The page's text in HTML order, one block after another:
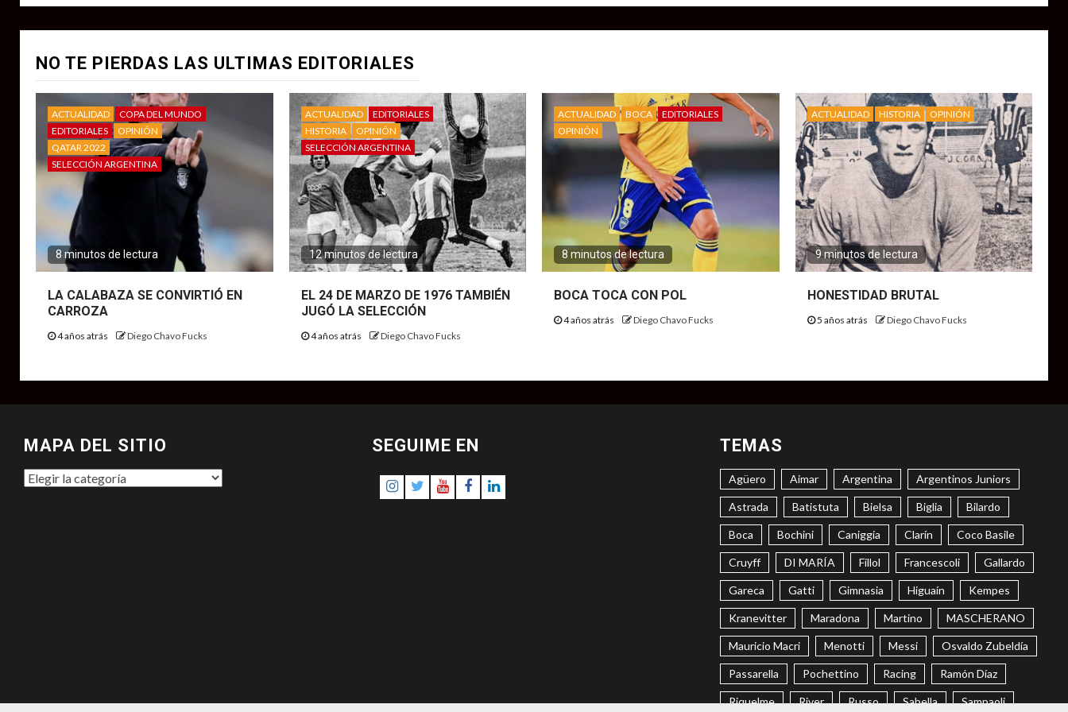
NO TE PIERDAS LAS ULTIMAS EDITORIALES
ACTUALIDAD
COPA DEL MUNDO
EDITORIALES
OPINIÓN
QATAR 2022
SELECCIÓN ARGENTINA
8 minutos de lectura
LA CALABAZA SE CONVIRTIÓ EN
CARROZA
4 años atrás Diego Chavo Fucks
ACTUALIDAD
EDITORIALES
HISTORIA
OPINIÓN
SELECCIÓN ARGENTINA
12 minutos de lectura
EL 24 DE MARZO DE 1976 TAMBIÉN
JUGÓ LA SELECCIÓN
4 años atrás Diego Chavo Fucks
ACTUALIDAD BOCA
EDITORIALES
OPINIÓN
8 minutos de lectura
BOCA TOCA CON POL
4 años atrás Diego Chavo Fucks
ACTUALIDAD HISTORIA OPINIÓN
9 minutos de lectura
HONESTIDAD BRUTAL
5 años atrás Diego Chavo Fucks
MAPA DEL SITIO
MAPA
SEGUIME EN
Instagram
Twitter
Youtube
Facebook
LinkedIn
TEMAS
Agüero Aimar Argentina Argentinos Juniors
Astrada Batistuta Bielsa Biglia Bilardo
Boca Bochini Caniggia Clarín Coco Basile
Cruyff DI MARÍA Fillol Francescoli Gallardo
Gareca Gatti Gimnasia Higuaín Kempes
Kranevitter Maradona Martino MASCHERANO
Mauricio Macri Menotti Messi Osvaldo Zubeldía
Passarella Pochettino Racing Ramón Díaz
Riquelme River Russo Sabella Sampaoli